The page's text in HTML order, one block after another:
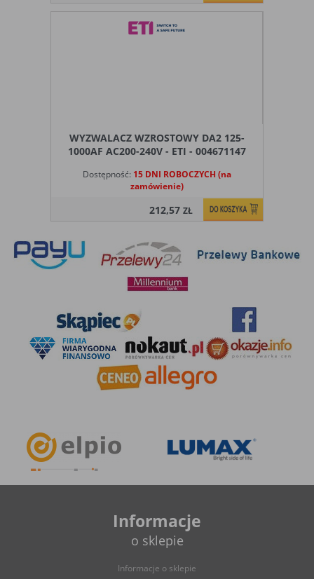
WYZWALACZ WZROSTOWY DA2 125-
1000AF AC200-240V - ETI - 004671147
Dostępność: 15 DNI ROBOCZYCH (na
zamówienie)
212,57ZŁ
Informacje
o sklepie
Informacje o sklepie